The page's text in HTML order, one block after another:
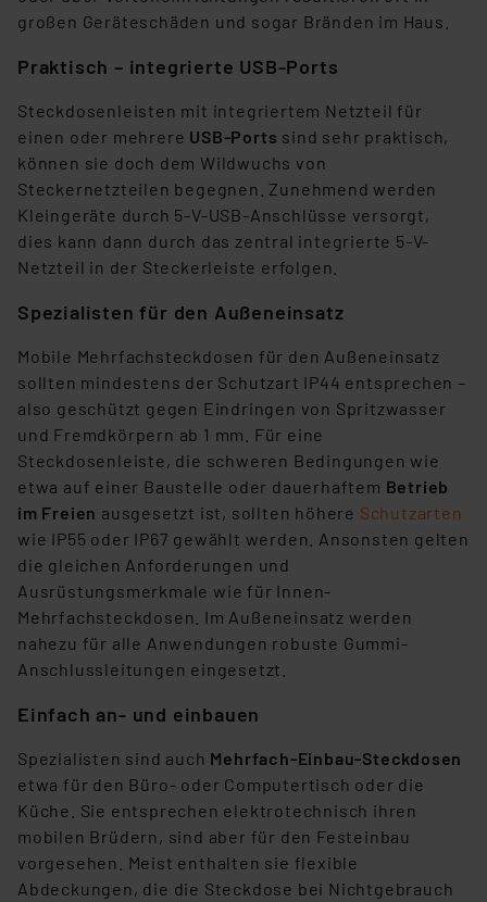
großen Geräteschäden und sogar Bränden im Haus.
Praktisch – integrierte USB-Ports
Steckdosenleisten mit integriertem Netzteil für
einen oder mehrere USB-Ports sind sehr praktisch,
können sie doch dem Wildwuchs von
Steckernetzteilen begegnen. Zunehmend werden
Kleingeräte durch 5-V-USB-Anschlüsse versorgt,
dies kann dann durch das zentral integrierte 5-V-
Netzteil in der Steckerleiste erfolgen.
Spezialisten für den Außeneinsatz
Mobile Mehrfachsteckdosen für den Außeneinsatz
sollten mindestens der Schutzart IP44 entsprechen –
also geschützt gegen Eindringen von Spritzwasser
und Fremdkörpern ab 1 mm. Für eine
Steckdosenleiste, die schweren Bedingungen wie
etwa auf einer Baustelle oder dauerhaftem Betrieb
im Freien ausgesetzt ist, sollten höhere Schutzarten
wie IP55 oder IP67 gewählt werden. Ansonsten gelten
die gleichen Anforderungen und
Ausrüstungsmerkmale wie für Innen-
Mehrfachsteckdosen. Im Außeneinsatz werden
nahezu für alle Anwendungen robuste Gummi-
Anschlussleitungen eingesetzt.
Einfach an- und einbauen
Spezialisten sind auch Mehrfach-Einbau-Steckdosen
etwa für den Büro- oder Computertisch oder die
Küche. Sie entsprechen elektrotechnisch ihren
mobilen Brüdern, sind aber für den Festeinbau
vorgesehen. Meist enthalten sie flexible
Abdeckungen, die die Steckdose bei Nichtgebrauch